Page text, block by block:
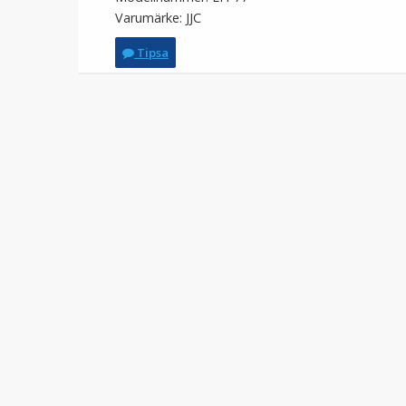
Varumärke: JJC
Tipsa